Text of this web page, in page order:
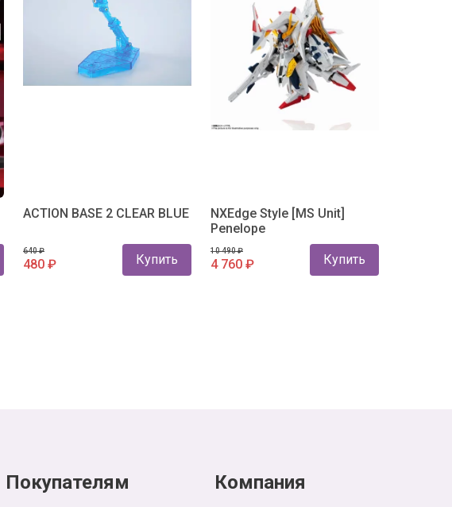
ACTION BASE 2 CLEAR BLUE
640 ₽
480 ₽ Купить
NXEdge Style [MS Unit]
Penelope
10 490 ₽
4 760 ₽ Купить
Покупателям Компания